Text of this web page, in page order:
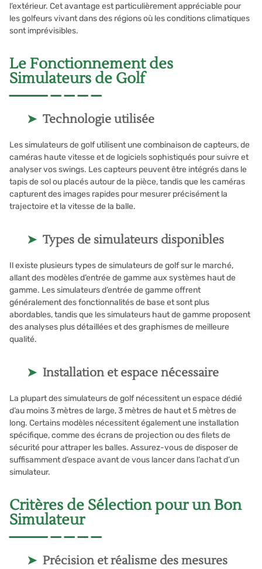
l’extérieur. Cet avantage est particulièrement appréciable pour
les golfeurs vivant dans des régions où les conditions climatiques
sont imprévisibles.
Le Fonctionnement des
Simulateurs de Golf
Technologie utilisée
Les simulateurs de golf utilisent une combinaison de capteurs, de
caméras haute vitesse et de logiciels sophistiqués pour suivre et
analyser vos swings. Les capteurs peuvent être intégrés dans le
tapis de sol ou placés autour de la pièce, tandis que les caméras
capturent des images rapides pour mesurer précisément la
trajectoire et la vitesse de la balle.
Types de simulateurs disponibles
Il existe plusieurs types de simulateurs de golf sur le marché,
allant des modèles d’entrée de gamme aux systèmes haut de
gamme. Les simulateurs d’entrée de gamme offrent
généralement des fonctionnalités de base et sont plus
abordables, tandis que les simulateurs haut de gamme proposent
des analyses plus détaillées et des graphismes de meilleure
qualité.
Installation et espace nécessaire
La plupart des simulateurs de golf nécessitent un espace dédié
d’au moins 3 mètres de large, 3 mètres de haut et 5 mètres de
long. Certains modèles nécessitent également une installation
spécifique, comme des écrans de projection ou des filets de
sécurité pour attraper les balles. Assurez-vous de disposer de
suffisamment d’espace avant de vous lancer dans l’achat d’un
simulateur.
Critères de Sélection pour un Bon
Simulateur
Précision et réalisme des mesures